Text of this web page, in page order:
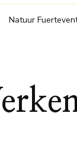
Natuur